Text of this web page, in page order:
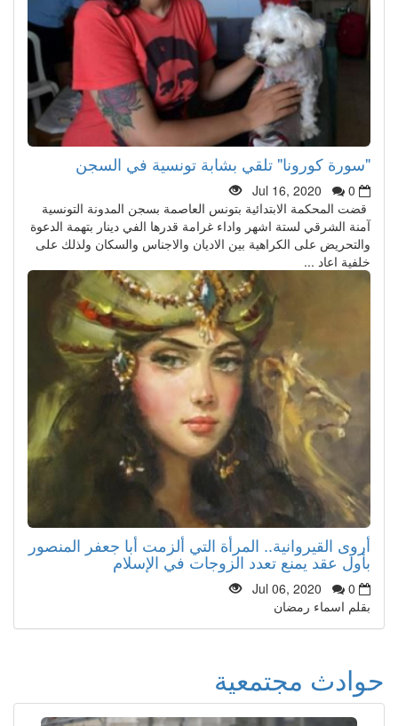
"سورة كورونا" تلقي بشابة تونسية في السجن
Jul 16, 2020
0
قضت المحكمة الابتدائية بتونس العاصمة بسجن المدونة التونسية
آمنة الشرقي لستة اشهر واداء غرامة قدرها الفي دينار بتهمة الدعوة
والتحريض على الكراهية بين الاديان والاجناس والسكان ولذلك على
خلفية اعاد ...
أروى القيروانية.. المرأة التي ألزمت أبا جعفر المنصور
بأول عقد يمنع تعدد الزوجات في الإسلام
Jul 06, 2020
0
بقلم اسماء رمضان
حوادث مجتمعية